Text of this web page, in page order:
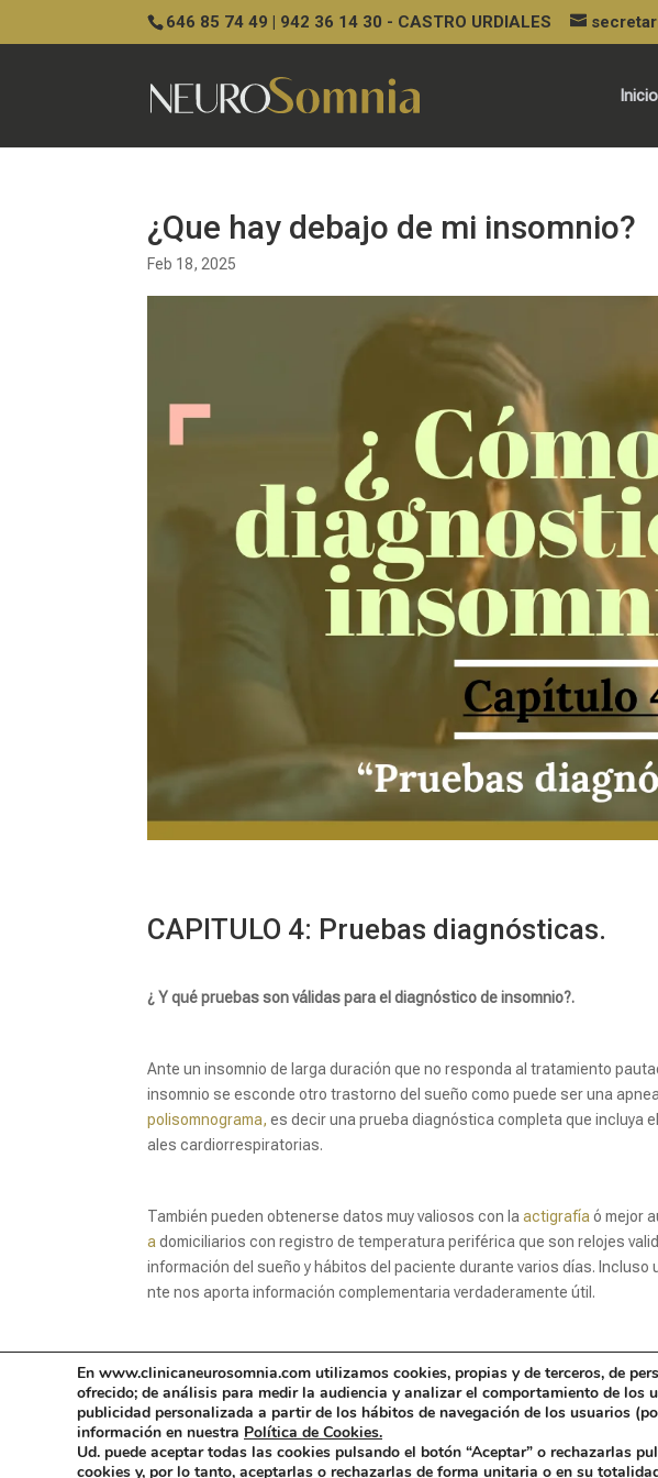
646 85 74 49 | 942 36 14 30 - CASTRO URDIALES
Inicio
¿Que hay debajo de mi insomnio?
Feb 18, 2025
CAPITULO 4: Pruebas diagnósticas.
¿ Y qué pruebas son válidas para el diagnóstico de insomnio?.
Ante un insomnio de larga duración que no responda al tratamiento
insomnio se esconde otro trastorno del sueño como puede ser una
polisomnograma,es decir una prueba diagnóstica completa que incluya
ales cardiorrespiratorias.
También pueden obtenerse datos muy valiosos con laactigrafíaó mejor
adomiciliarios con registro de temperatura periférica que son relojes
información del sueño y hábitos del paciente durante varios días. Incluso
nte nos aporta información complementaria verdaderamente útil.
En www.clinicaneurosomnia.com utilizamos cookies, propias y de terceros, de
ofrecido; de análisis para medir la audiencia y analizar el comportamiento de los
publicidad personalizada a partir de los hábitos de navegación de los usuarios
información en nuestra Política de Cookies.
Ud. puede aceptar todas las cookies pulsando el botón “Aceptar” o rechazarlas
cookies y, por lo tanto, aceptarlas o rechazarlas de forma unitaria o en su